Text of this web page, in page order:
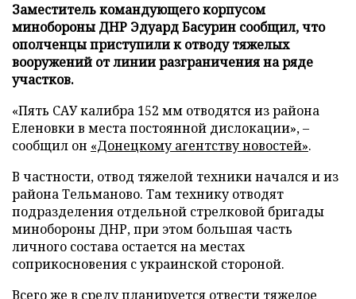
Заместитель командующего корпусом
минобороны ДНР Эдуард Басурин сообщил, что
ополченцы приступили к отводу тяжелых
вооружений от линии разграничения на ряде
участков.
«Пять САУ калибра 152 мм отводятся из района
Еленовки в места постоянной дислокации»,–
сообщил он «Донецкому агентству новостей».
В частности, отвод тяжелой техники начался и из
района Тельманово. Там технику отводят
подразделения отдельной стрелковой бригады
минобороны ДНР, при этом большая часть
личного состава остается на местах
соприкосновения с украинской стороной.
Всего же в среду планируется отвести тяжелое